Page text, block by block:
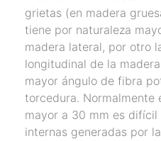
grietas (en madera
tiene por naturaleza
madera lateral, por otro
longitudinal de la
mayor ángulo de fibra
torcedura. Normalmente
mayor a 30 mm es
internas generadas por